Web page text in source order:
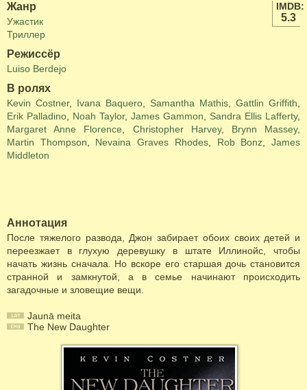
IMDB:
5.3
Жанр
Ужастик
Триллер
Режиссёр
Luiso Berdejo
В ролях
Kevin Costner, Ivana Baquero Samantha Mathis Gattlin Griffith
Erik Palladino
Noah Taylor, James Gammon Sandra Ellis Lafferty,
Margaret Anne Florence
Christopher Harvey, Brynn Massey,
Martin Thompson
Nevaina Graves Rhodes, Rob Bonz ,James
Middleton
Аннотация
После тяжелого развода, Джон забирает обоих своих детей и
переезжает в глухую деревушку в штате Иллинойс, чтобы
начать жизнь сначала. Но вскоре его старшая дочь становится
странной и замкнутой, а в семье начинают происходить
загадочные и зловещие вещи.
Jaunā meita
The New Daughter